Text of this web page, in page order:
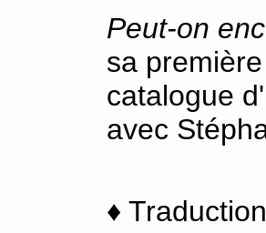
Peut-on
sa
catalogue
avec
♦